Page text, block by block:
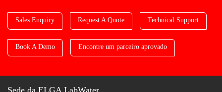
Sales Enquiry Request A Quote Technical Support
Book A Demo Encontre um parceiro aprovado